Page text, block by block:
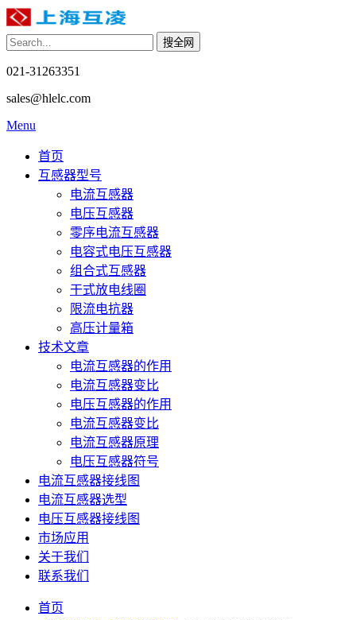
021-31263351
sales@hlelc.com
Menu
首页
互感器型号
电流互感器
电压互感器
零序电流互感器
电容式电压互感器
组合式互感器
干式放电线圈
限流电抗器
高压计量箱
技术文章
电流互感器的作用
电流互感器变比
电压互感器的作用
电流互感器变比
电流互感器原理
电压互感器符号
电流互感器接线图
电流互感器选型
电压互感器接线图
市场应用
关于我们
联系我们
首页